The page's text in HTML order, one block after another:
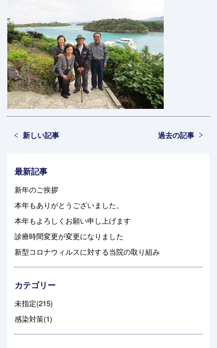
新しい記事 過去の記事
最新記事
新年のご挨拶
本年もありがとうございました。
本年もよろしくお願い申し上げます
診療時間変更が変更になりました
新型コロナウィルスに対する当院の取り組み
カテゴリー
未指定(215)
感染対策(1)